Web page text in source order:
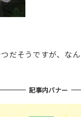
だそうですが、な
記事内バナー